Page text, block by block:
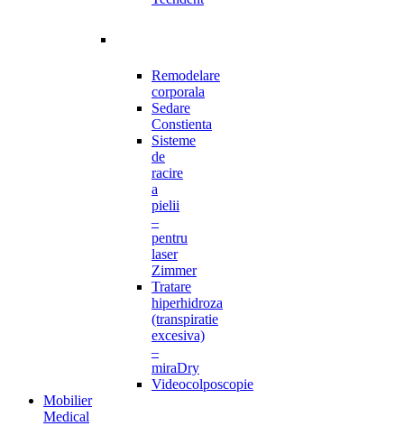
Remodelare
corporala
Sedare
Constienta
Sisteme
de
racire
a
pielii
–
pentru
laser
Zimmer
Tratare
hiperhidroza
(transpiratie
excesiva)
–
miraDry
Videocolposcopie
Mobilier
Medical